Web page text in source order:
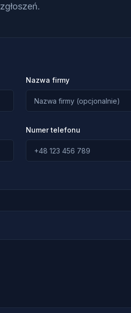
zgłoszeń.
Nazwa firmy
Numer telefonu